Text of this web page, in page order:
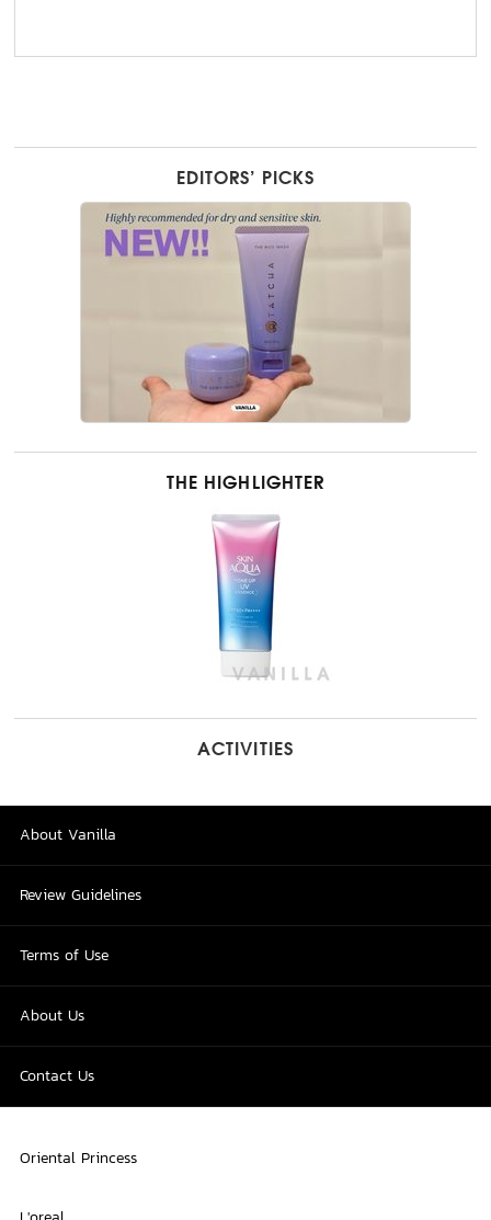
EDITORS’ PICKS
THE HIGHLIGHTER
ACTIVITIES
About Vanilla
Review Guidelines
Terms of Use
About Us
Contact Us
Oriental Princess